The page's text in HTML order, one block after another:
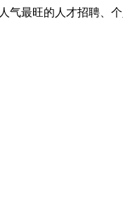
气最旺的人才招聘、